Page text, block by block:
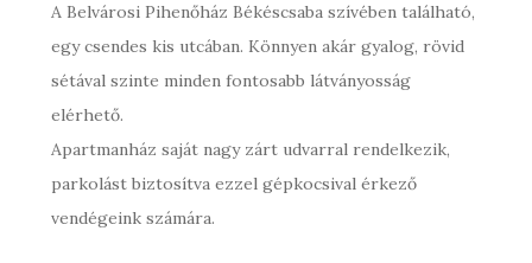
A Belvárosi Pihenőház Békéscsaba szívében található,
egy csendes kis utcában. Könnyen akár gyalog, rövid
sétával szinte minden fontosabb látványosság
elérhető.
Apartmanház saját nagy zárt udvarral rendelkezik,
parkolást biztosítva ezzel gépkocsival érkező
vendégeink számára.